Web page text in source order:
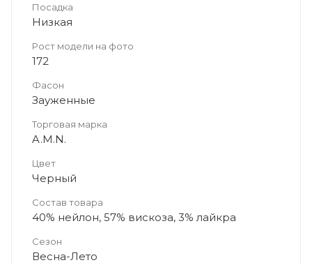
Посадка
Низкая
Рост модели на фото
172
Фасон
Зауженные
Торговая марка
A.M.N.
Цвет
Черный
Состав товара
40% нейлон, 57% вискоза, 3% лайкра
Сезон
Весна-Лето